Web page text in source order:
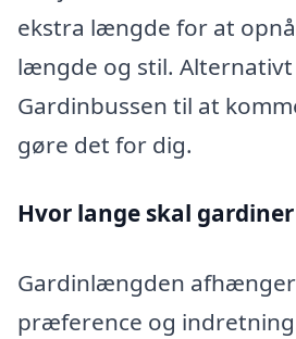
ekstra længde for at
længde og stil.
Gardinbussen til at
gøre det for dig.
Hvor lange skal
Gardinlængden
præference og